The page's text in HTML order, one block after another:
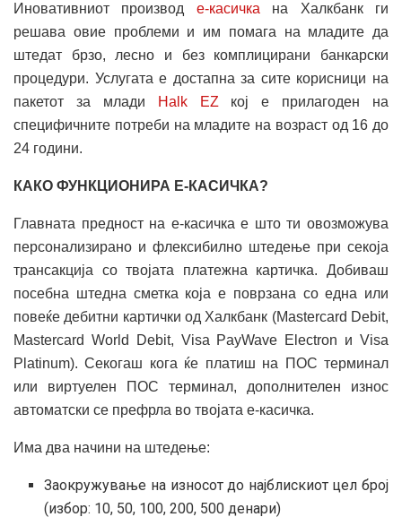
Иновативниот производ е-касичка на Халкбанк ги
решава овие проблеми и им помага на младите да
штедат брзо, лесно и без комплицирани банкарски
процедури. Услугата е достапна за сите корисници на
пакетот за млади
Halk EZ кој е прилагоден на
специфичните потреби на младите на возраст од 16 до
24 години.
КАКО ФУНКЦИОНИРА Е-КАСИЧКА?
Главната предност на е-касичка е што ти овозможува
персонализирано и флексибилно штедење при секоја
трансакција со твојата платежна картичка. Добиваш
посебна штедна сметка која е поврзана со една или
повеќе дебитни картички од Халкбанк (Mastercard Debit,
Mastercard World Debit, Visa PayWave Electron и Visa
Platinum). Секогаш кога ќе платиш на ПОС терминал
или виртуелен ПОС терминал, дополнителен износ
автоматски се префрла во твојата е-касичка.
Има два начини на штедење:
Заокружување на износот до најблискиот цел број
(избор: 10, 50, 100, 200, 500 денари)